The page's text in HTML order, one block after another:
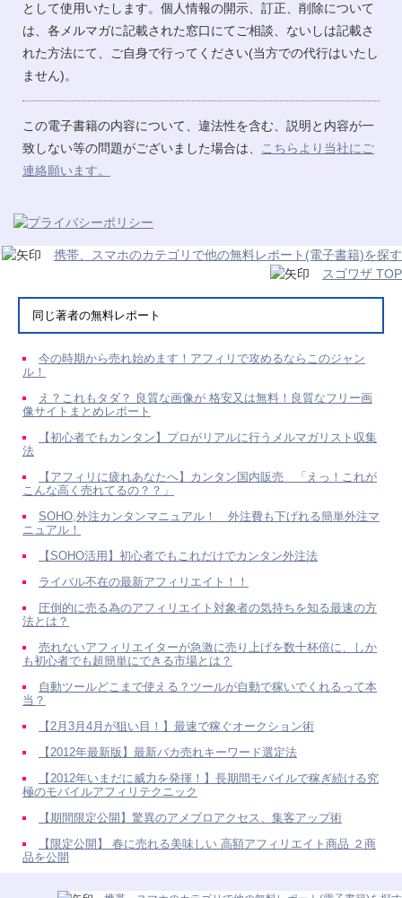
として使用いたします。個人情報の開示、訂正、削除について
は、各メルマガに記載された窓口にてご相談、ないしは記載さ
れた方法にて、ご自身で行ってください(当方での代行はいたし
ません)。
この電子書籍の内容について、違法性を含む、説明と内容が一
致しない等の問題がございました場合は、
こちらより当社にご
連絡願います。
携帯、スマホのカテゴリで他の無料レポート(電子書籍)を探す
スゴワザ TOP
同じ著者の無料レポート
今の時期から売れ始めます！アフィリで攻めるならこのジャン
ル！
え？これもタダ？ 良質な画像が 格安又は無料！良質なフリー画
像サイトまとめレポート
【初心者でもカンタン】プロがリアルに行うメルマガリスト収集
法
【アフィリに疲れあなたへ】カンタン国内販売 「えっ！これが
こんな高く売れてるの？？」
SOHO,外注カンタンマニュアル！ 外注費も下げれる簡単外注マ
ニュアル！
【SOHO活用】初心者でもこれだけでカンタン外注法
ライバル不在の最新アフィリエイト！！
圧倒的に売る為のアフィリエイト対象者の気持ちを知る最速の方
法とは？
売れないアフィリエイターが急激に売り上げを数十杯倍に、しか
も初心者でも超簡単にできる市場とは？
自動ツールどこまで使える？ツールが自動で稼いでくれるって本
当？
【2月3月4月が狙い目！】最速で稼ぐオークション術
【2012年最新版】最新バカ売れキーワード選定法
【2012年いまだに威力を発揮！】長期間モバイルで稼ぎ続ける究
極のモバイルアフィリテクニック
【期間限定公開】驚異のアメブロアクセス、集客アップ術
【限定公開】 春に売れる美味しい 高額アフィリエイト商品 ２商
品を公開